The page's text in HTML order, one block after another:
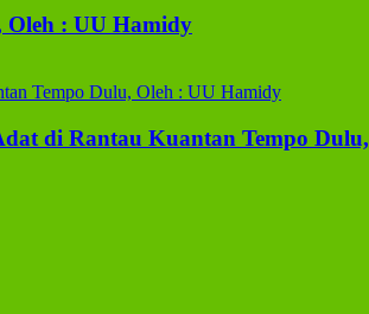
: UU Hamidy
di Rantau Kuantan Tempo